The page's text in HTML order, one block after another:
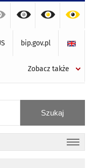
bip.gov.pl
Zobacz także